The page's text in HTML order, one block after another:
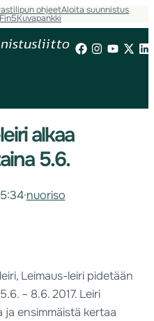
ohjeetAloita suunnistus
Fin5Kuvapankki
alkaa
5.6.
·nuoriso
Leimaus-leiri pidetään
– 8.6. 2017. Leiri
ensimmäistä kertaa